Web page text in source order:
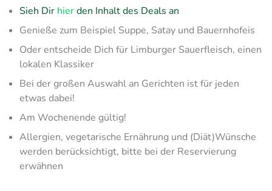
Sieh Dir hierden Inhalt des Deals an
Genieße zum Beispiel Suppe, Satay und Bauernhofeis
Oder entscheide Dich für Limburger Sauerfleisch, einen
lokalen Klassiker
Bei der großen Auswahl an Gerichten ist für jeden
etwas dabei!
Am Wochenende gültig!
Allergien, vegetarische Ernährung und (Diät)Wünsche
werden berücksichtigt, bitte bei der Reservierung
erwähnen